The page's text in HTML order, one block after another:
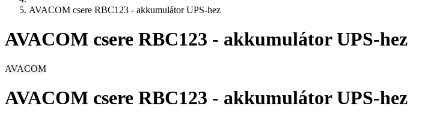
AVACOM csere RBC123 - akkumulátor UPS-hez
AVACOM csere RBC123 - akkumulátor UPS-hez
AVACOM
AVACOM csere RBC123 - akkumulátor UPS-hez